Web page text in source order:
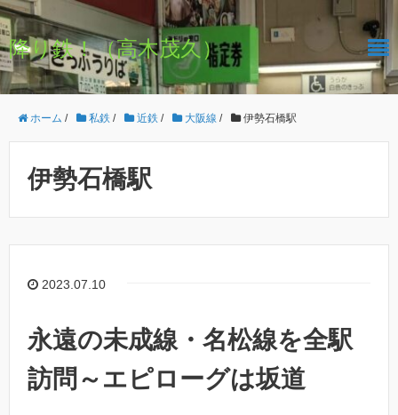
降り鉄！（高木茂久）
ホーム / 私鉄 / 近鉄 / 大阪線 / 伊勢石橋駅
伊勢石橋駅
2023.07.10
永遠の未成線・名松線を全駅
訪問～エピローグは坂道